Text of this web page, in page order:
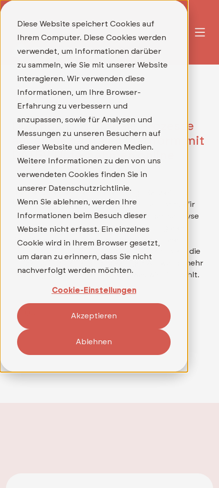
Diese Website speichert Cookies auf
Ihrem Computer. Diese Cookies werden
verwendet, um Informationen darüber
zu sammeln, wie Sie mit unserer Website
interagieren. Wir verwenden diese
Informationen, um Ihre Browser-
Erfahrung zu verbessern und
anzupassen, sowie für Analysen und
Messungen zu unseren Besuchern auf
dieser Website und anderen Medien.
Weitere Informationen zu den von uns
verwendeten Cookies finden Sie in
unserer Datenschutzrichtlinie.
Wenn Sie ablehnen, werden Ihre
Informationen beim Besuch dieser
Website nicht erfasst. Ein einzelnes
Cookie wird in Ihrem Browser gesetzt,
um daran zu erinnern, dass Sie nicht
nachverfolgt werden möchten.
Cookie-Einstellungen
Akzeptieren
Ablehnen
Durchgängig digitale Prozesse
auf einer zentralen Plattform mit
DATEV Unternehmen online
DATEV Unternehmen online bringt Kanzlei und
Mandant auf eine zentrale, digitale Plattform. Wir
begleiten Sie persönlich – von der Bedarfsanalyse
über die Einrichtung bis hin zur Schulung aller
Beteiligten. So schaffen wir gemeinsam klare
Prozesse, minimieren Rückfragen und erhöhen die
Effizienz. Für Sie heißt das: weniger Aufwand, mehr
Ordnung und mehr Zeit für das, was wirklich zählt.
Mehr Informationen